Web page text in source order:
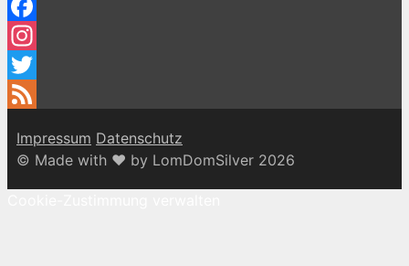
Facebook
Instagram
Twitter
Impressum Datenschutz
© Made with ♥ by LomDomSilver 2026